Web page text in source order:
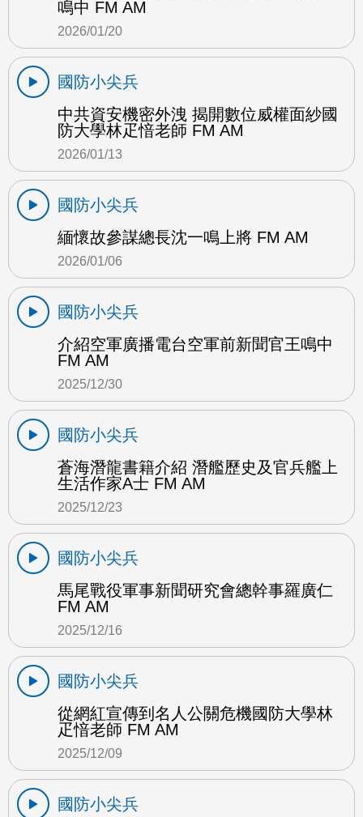
鳴中 FM AM
2026/01/20
國防小尖兵
中共資安機密外洩 揭開數位威權面紗國
防大學林疋愔老師 FM AM
2026/01/13
國防小尖兵
緬懷故參謀總長沈一鳴上將 FM AM
2026/01/06
國防小尖兵
介紹空軍廣播電台空軍前新聞官王鳴中
FM AM
2025/12/30
國防小尖兵
蒼海潛龍書籍介紹 潛艦歷史及官兵艦上
生活作家A士 FM AM
2025/12/23
國防小尖兵
馬尾戰役軍事新聞研究會總幹事羅廣仁
FM AM
2025/12/16
國防小尖兵
從網紅宣傳到名人公關危機國防大學林
疋愔老師 FM AM
2025/12/09
國防小尖兵